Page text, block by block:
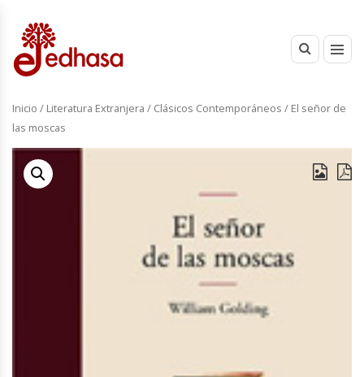
Inicio / Literatura Extranjera / Clásicos Contemporáneos / El señor de
las moscas